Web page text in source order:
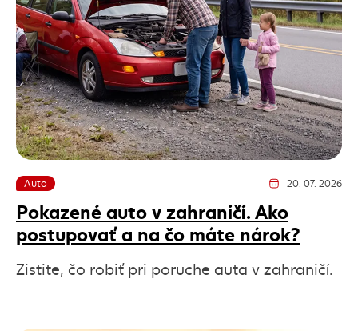
Auto Dátum vydania
20. 07. 2026
Pokazené auto v zahraničí. Ako
postupovať a na čo máte nárok?
Zistite, čo robiť pri poruche auta v zahraničí.